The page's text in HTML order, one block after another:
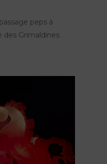
peps à
des Grimaldines